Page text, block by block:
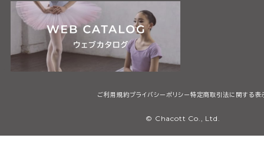
ご利用規約プライバシーポリシー特定商取引法に関する表
© Chacott Co., Ltd.